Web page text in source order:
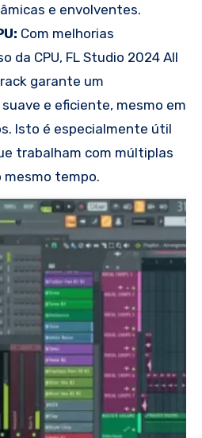
e envolventes.
Com melhorias
da CPU, FL Studio 2024 All
garante um
e eficiente, mesmo em
Isto é especialmente útil
trabalham com múltiplas
mesmo tempo.